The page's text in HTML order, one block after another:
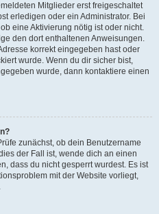
Mitglieder erst freigeschaltet
erledigen oder ein Administrator. Bei
eine Aktivierung nötig ist oder nicht.
den dort enthaltenen Anweisungen.
korrekt eingegeben hast oder
wurde. Wenn du dir sicher bist,
wurde, dann kontaktiere einen
zunächst, ob dein Benutzername
der Fall ist, wende dich an einen
dass du nicht gesperrt wurdest. Es ist
mit der Website vorliegt,